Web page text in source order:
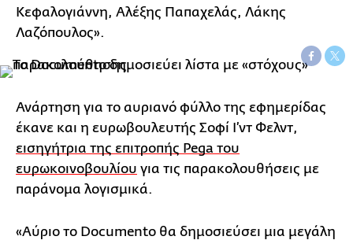
Κεφαλογιάννη, Αλέξης Παπαχελάς, Λάκης
Λαζόπουλος».
Ανάρτηση για το αυριανό φύλλο της εφημερίδας
έκανε και η ευρωβουλευτής Σοφί Ι’ντ Φελντ,
εισηγήτρια της επιτροπής Pega του
ευρωκοινοβουλίου για τις παρακολουθήσεις με
παράνομα λογισμικά.
«Αύριο το Documento θα δημοσιεύσει μια μεγάλη